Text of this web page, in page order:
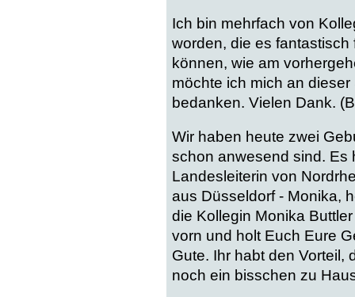
Ich bin mehrfach von
worden, die es
können, wie am
möchte ich mich an
bedanken. Vielen Dank.
Wir haben heute zwei
schon anwesend sind. Es
Landesleiterin von
aus Düsseldorf - Monika,
die Kollegin Monika
vorn und holt Euch Eure
Gute. Ihr habt den Vorteil,
noch ein bisschen zu